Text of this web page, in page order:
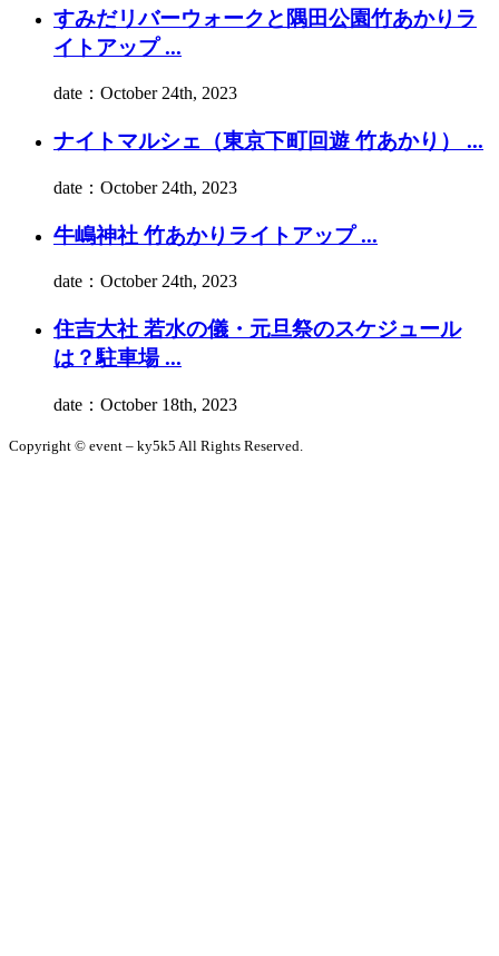
すみだリバーウォークと隅田公園竹あかりラ
イトアップ ...
date：October 24th, 2023
ナイトマルシェ（東京下町回遊 竹あかり） ...
date：October 24th, 2023
牛嶋神社 竹あかりライトアップ ...
date：October 24th, 2023
住吉大社 若水の儀・元旦祭のスケジュール
は？駐車場 ...
date：October 18th, 2023
Copyright © event – ky5k5 All Rights Reserved.